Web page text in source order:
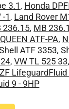
3.1, Honda
1, Land Rover
236.15, MB
ATF-PA,
ATF 3353,
,VW TL 525 33
ZF LifeguardFluid
9 - 9HP